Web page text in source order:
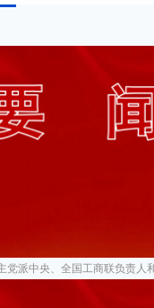
派中央、全国工商联负责人和无